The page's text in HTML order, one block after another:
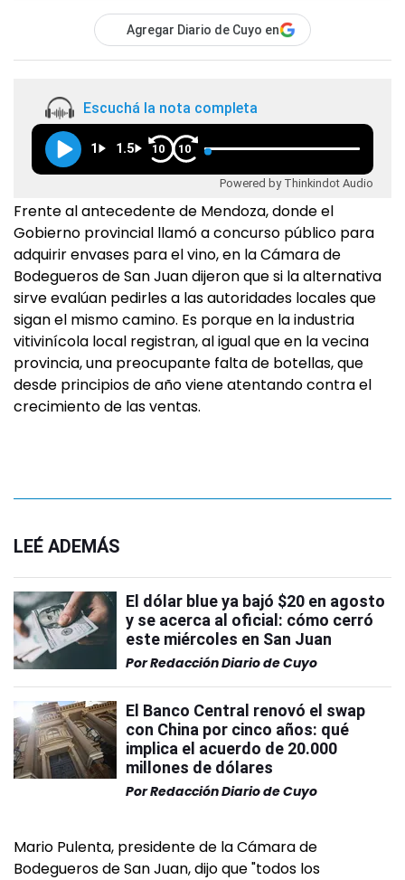
Agregar Diario de Cuyo en
Escuchá la nota completa
1 1.5 10 10
Powered by Thinkindot Audio
Frente al antecedente de Mendoza, donde el
Gobierno provincial llamó a concurso público para
adquirir envases para el vino, en la Cámara de
Bodegueros de San Juan dijeron que si la alternativa
sirve evalúan pedirles a las autoridades locales que
sigan el mismo camino. Es porque en la industria
vitivinícola local registran, al igual que en la vecina
provincia, una preocupante falta de botellas, que
desde principios de año viene atentando contra el
crecimiento de las ventas.
LEÉ ADEMÁS
El dólar blue ya bajó $20 en agosto
y se acerca al oficial: cómo cerró
este miércoles en San Juan
PorRedacción Diario de Cuyo
El Banco Central renovó el swap
con China por cinco años: qué
implica el acuerdo de 20.000
millones de dólares
PorRedacción Diario de Cuyo
Mario Pulenta, presidente de la Cámara de
Bodegueros de San Juan, dijo que "todos los